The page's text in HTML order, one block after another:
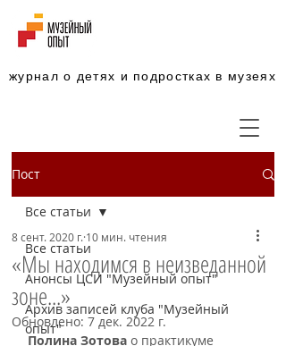
журнал о детях и подростках в музеях
Пост
Все статьи
Анонсы ЦСИ "Музейный опыт"
Архив записей клуба "Музейный
опыт"
Все статьи
«Мы находимся в неизведанной
зоне...»
8 сент. 2020 г. 10 мин. чтения
Обновлено: 7 дек. 2022 г.
Полина Зотова о практикуме